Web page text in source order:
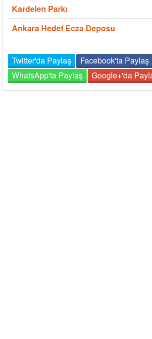
Kardelen Parkı
Ankara Hedef Ecza Deposu
Twitter'da Paylaş
Facebook'ta Paylaş
WhatsApp'ta Paylaş
Google+'da